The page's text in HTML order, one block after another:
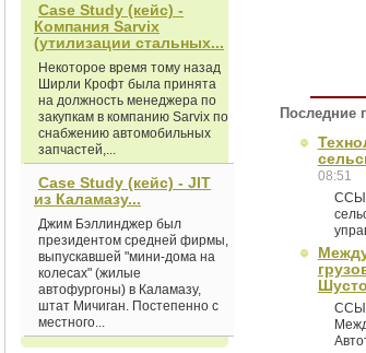
Case Study (кейс) -
Компания Sarvix
(утилизации стальных...
Некоторое время тому назад
Ширли Крофт была принята
на должность менеджера по
закупкам в компанию Sarvix по
снабжению автомобильных
запчастей,...
Case Study (кейс) - JIT
из Каламазу...
Джим Бэллинджер был
президентом средней фирмы,
выпускавшей "мини-дома на
колесах" (жилые
автофургоны) в Каламазу,
штат Мичиган. Постепенно с
местного...
Последние
08:51